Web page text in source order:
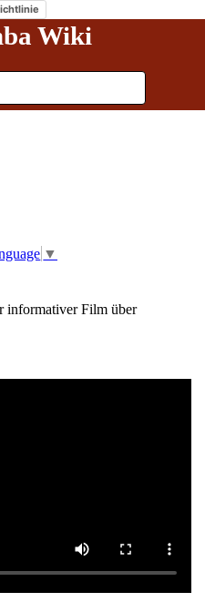
Wiki
▼
informativer Film über